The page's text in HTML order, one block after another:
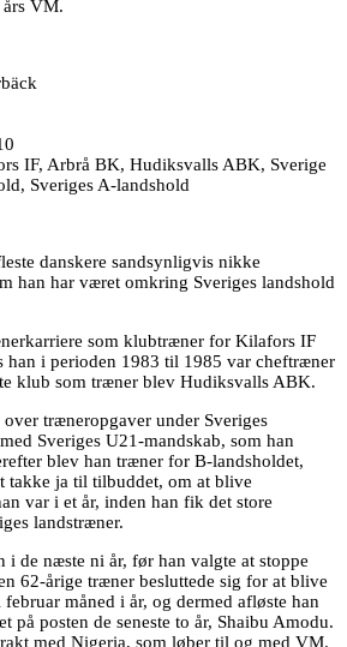
års VM.
IF, Arbrå BK, Hudiksvalls ABK, Sverige
Sveriges A-landshold
danskere sandsynligvis nikke
han har været omkring Sveriges landshold
som klubtræner for Kilafors IF
han i perioden 1983 til 1985 var cheftræner
klub som træner blev Hudiksvalls ABK.
træneropgaver under Sveriges
Sveriges U21-mandskab, som han
blev han træner for B-landsholdet,
takke ja til tilbuddet, om at blive
var i et år, inden han fik det store
landstræner.
i de næste ni år, før han valgte at stoppe
62-årige træner besluttede sig for at blive
måned i år, og dermed afløste han
på posten de seneste to år, Shaibu Amodu.
med Nigeria, som løber til og med VM.